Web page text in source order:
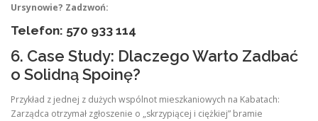
Ursynowie? Zadzwoń:
Telefon: 570 933 114
6. Case Study: Dlaczego Warto Zadbać
o Solidną Spoinę?
Przykład z jednej z dużych wspólnot mieszkaniowych na Kabatach:
Zarządca otrzymał zgłoszenie o „skrzypiącej i ciężkiej” bramie